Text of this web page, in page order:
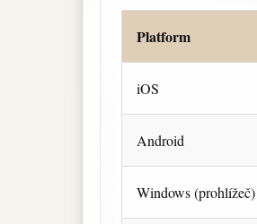
Platform
iOS
Android
Windows (prohlížeč)